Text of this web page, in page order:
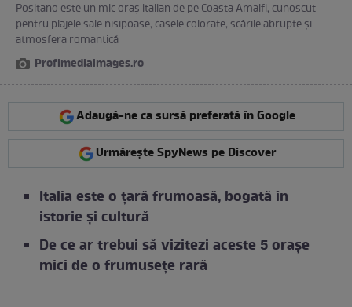
Positano este un mic oraș italian de pe Coasta Amalfi, cunoscut
pentru plajele sale nisipoase, casele colorate, scările abrupte și
atmosfera romantică
Profimediaimages.ro
Adaugă-ne ca sursă preferată în Google
Urmărește SpyNews pe Discover
Italia este o țară frumoasă, bogată în
istorie și cultură
De ce ar trebui să vizitezi aceste 5 orașe
mici de o frumusețe rară